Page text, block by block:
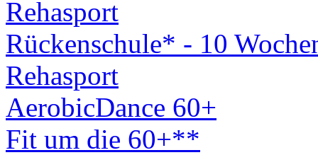
Rehasport
Rückenschule* - 10
Rehasport
AerobicDance 60+
Fit um die 60+**